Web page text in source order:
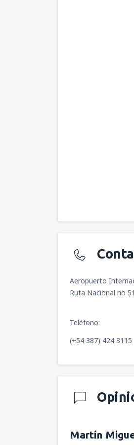
Aeropuerto
Ruta Nacional no
Teléfono:
(+54 387) 424 3115
Martín